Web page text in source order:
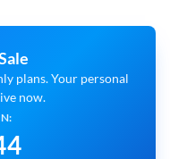
plans. Your personal
now.